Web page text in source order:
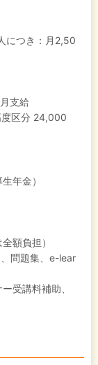
につき：月2,50
支給
区分 24,000
年金）
額負担）
問題集、e-lear
受講料補助、